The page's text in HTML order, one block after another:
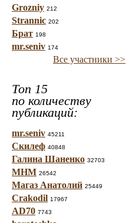
Grozniy 212
Strannic 202
Брат 198
mr.seniv 174
Все участники >>
Топ 15
по количеству
публикаций:
mr.seniv 45211
Скилеф 40848
Галина Шаненко 32703
МНМ 26542
Магаз Анатолий 25449
Crakodil 17967
AD70 7743